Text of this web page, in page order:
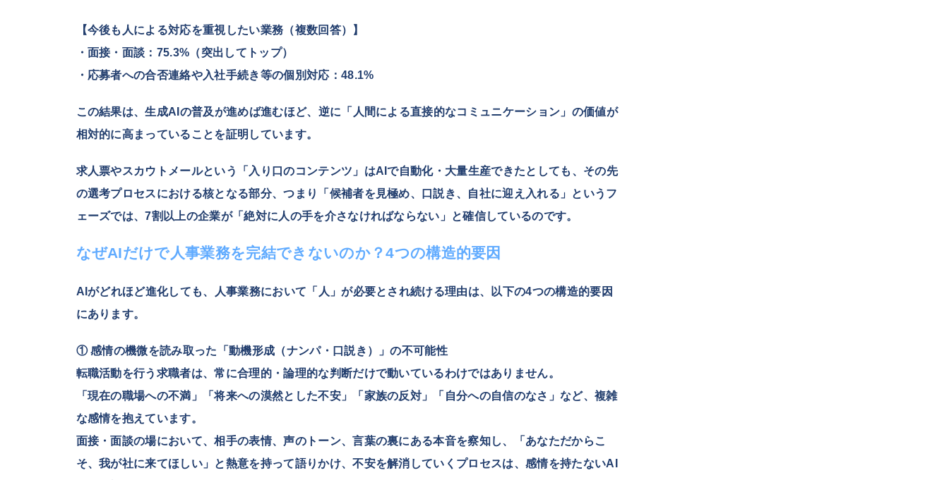
【今後も人による対応を重視したい業務（複数回答）】
・面接・面談：75.3%（突出してトップ）
・応募者への合否連絡や入社手続き等の個別対応：48.1%
この結果は、生成AIの普及が進めば進むほど、逆に「人間による直接的なコミュニケーション」の価値が
相対的に高まっていることを証明しています。
求人票やスカウトメールという「入り口のコンテンツ」はAIで自動化・大量生産できたとしても、その先
の選考プロセスにおける核となる部分、つまり「候補者を見極め、口説き、自社に迎え入れる」というフ
ェーズでは、7割以上の企業が「絶対に人の手を介さなければならない」と確信しているのです。
なぜAIだけで人事業務を完結できないのか？4つの構造的要因
AIがどれほど進化しても、人事業務において「人」が必要とされ続ける理由は、以下の4つの構造的要因
にあります。
① 感情の機微を読み取った「動機形成（ナンパ・口説き）」の不可能性
転職活動を行う求職者は、常に合理的・論理的な判断だけで動いているわけではありません。
「現在の職場への不満」「将来への漠然とした不安」「家族の反対」「自分への自信のなさ」など、複雑
な感情を抱えています。
面接・面談の場において、相手の表情、声のトーン、言葉の裏にある本音を察知し、「あなただからこ
そ、我が社に来てほしい」と熱意を持って語りかけ、不安を解消していくプロセスは、感情を持たないAI